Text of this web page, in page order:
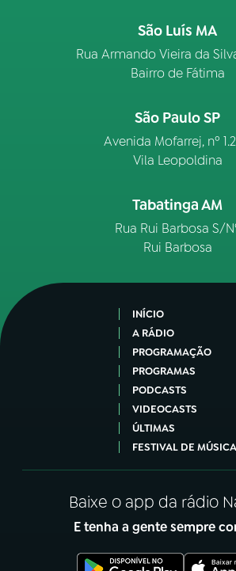
São Luís MA
Rua Armando Vieira da
Bairro de Fátima
São Paulo SP
Avenida Mofarrej, nº
Vila Leopoldina
Tabatinga AM
Rua Rui Barbosa S/
Rui Barbosa
INÍCIO
A RÁDIO
PROGRAMAÇÃO
PROGRAMAS
PODCASTS
VIDEOCASTS
ÚLTIMAS
FESTIVAL DE MÚSICA
Baixe o app da rádio
E tenha a gente sempre